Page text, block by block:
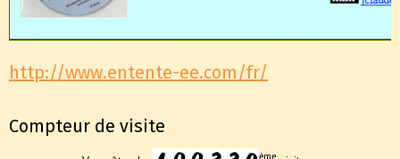
http://www.entente-ee.com/fr/
Compteur de visite